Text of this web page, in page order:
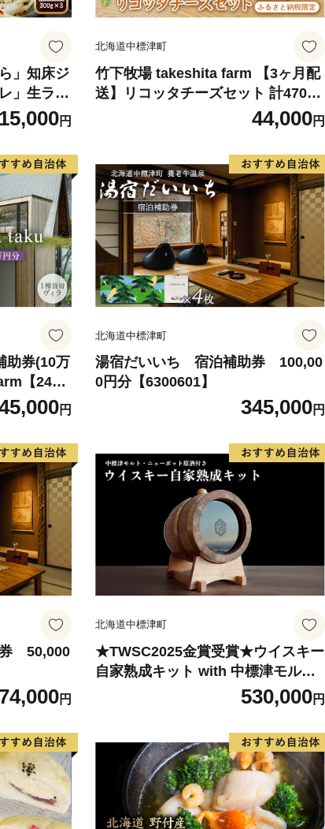
」知床ジ
」生ラム
【160040
15,000円
北海道中標津町
竹下牧場 takeshita farm 【3ヶ月配
送】リコッタチーズセット 計470g
44,000円
助券(10万
【2403
円
北海道中標津町
湯宿だいいち 宿泊補助券 100,00
0円分【6300601】
345,000円
50,000
円
北海道中標津町
★TWSC2025金賞受賞★ウイスキー
自家熟成キット with 中標津モル
ト・ニューポット原酒【5400402】
530,000円